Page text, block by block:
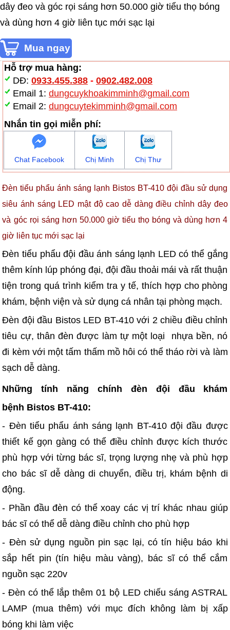
dây đeo và góc rọi sáng hơn 50.000 giờ tiểu thọ bóng
và dùng hơn 4 giờ liên tục mới sạc lại
Hỗ trợ mua hàng:
DĐ: 0933.455.388- 0902.482.008
Email 1: dungcuykhoakimminh@gmail.com
Email 2: dungcuytekimminh@gmail.com
Nhắn tin gọi miễn phí:
Chat Facebook Chị Minh Chị Thư
Đèn tiểu phẩu ánh sáng lạnh Bistos BT-410 đội đầu sử dụng
siêu ánh sáng LED mật độ cao dễ dàng điều chỉnh dây đeo
và góc rọi sáng hơn 50.000 giờ tiểu thọ bóng và dùng hơn 4
giờ liên tục mới sạc lại
Đèn tiểu phẩu đội đầu ánh sáng lạnh LED có thể gắng
thêm kính lúp phóng đại, đội đầu thoải mái và rất thuận
tiện trong quá trình kiểm tra y tế, thích hợp cho phòng
khám, bệnh viện và sử dụng cá nhân tại phòng mạch.
Đèn đội đầu Bistos LED BT-410 với 2 chiều điều chỉnh
tiêu cự, thân đèn được làm tự một loại nhựa bền, nó
đi kèm với một tấm thấm mồ hôi có thể tháo rời và làm
sạch dễ dàng.
Những tính năng chính đèn đội đầu khám
bệnh Bistos BT-410:
- Đèn tiểu phẩu ánh sáng lạnh BT-410 đội đầu được
thiết kế gọn gàng có thể điều chỉnh được kích thước
phù hợp với từng bác sĩ, trọng lượng nhẹ và phù hợp
cho bác sĩ dễ dàng di chuyển, điều trị, khám bệnh di
động.
- Phần đầu đèn có thể xoay các vị trí khác nhau giúp
bác sĩ có thể dễ dàng điều chỉnh cho phù hợp
- Đèn sử dụng nguồn pin sạc lại, có tín hiệu báo khi
sắp hết pin (tín hiệu màu vàng), bác sĩ có thể cắm
nguồn sạc 220v
- Đèn có thể lắp thêm 01 bộ LED chiếu sáng ASTRAL
LAMP (mua thêm) với mục đích không làm bị xấp
bóng khi làm việc